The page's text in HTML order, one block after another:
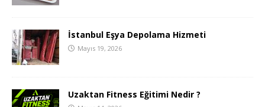
İstanbul Eşya Depolama Hizmeti
Mayıs 19, 2026
Uzaktan Fitness Eğitimi Nedir ?